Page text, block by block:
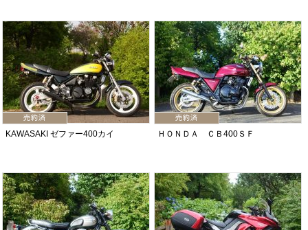
KAWASAKI ゼファー400カイ ＨＯＮＤＡ ＣＢ400ＳＦ